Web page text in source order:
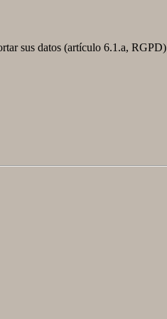
sus datos (artículo 6.1.a, RGPD)